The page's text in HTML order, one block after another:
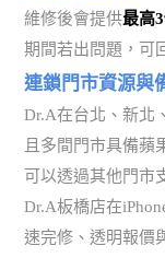
維修後會提供最高
期間若出問題，可
連鎖門市資源與
Dr.A在台北、新北
且多間門市具備蘋
可以透過其他門市
Dr.A板橋店在
速完修、透明報價